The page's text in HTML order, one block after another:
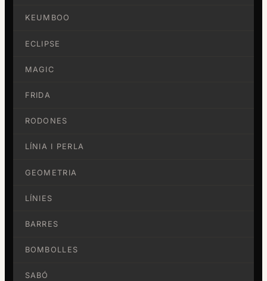
KEUMBOO
ECLIPSE
MAGIC
FRIDA
RODONES
LÍNIA I PERLA
GEOMETRIA
LÍNIES
BARRES
BOMBOLLES
SABÓ